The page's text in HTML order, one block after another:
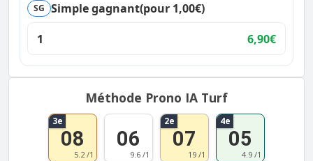
SG Simple gagnant(pour 1,00€)
1
6,90€
Méthode Prono IA Turf
3e
08
5.2 /1
06
9.6 /1
2e
07
19 /1
4e
05
4.9 /1